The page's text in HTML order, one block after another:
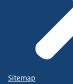
Sitemap